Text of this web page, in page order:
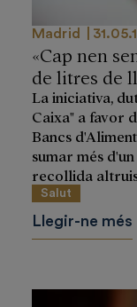
Madrid
«Cap nen
de litres de
La iniciativa,
Caixa" a favor
Bancs
sumar més
recollida
Salut
Llegir-ne més